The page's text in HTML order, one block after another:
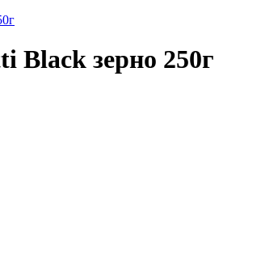
Black зерно 250г